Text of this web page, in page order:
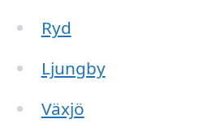
Ryd
Ljungby
Växjö